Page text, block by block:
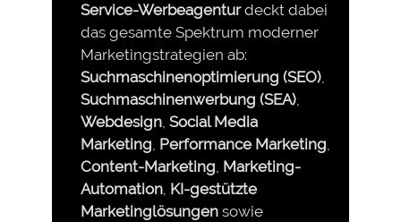
Service-Werbeagenturdeckt dabei
das gesamte Spektrum moderner
Marketingstrategien ab:
Suchmaschinenoptimierung (SEO),
Suchmaschinenwerbung (SEA),
Webdesign, Social Media
Marketing, Performance Marketing,
Content-Marketing, Marketing-
Automation, KI-gestützte
Marketinglösungensowie